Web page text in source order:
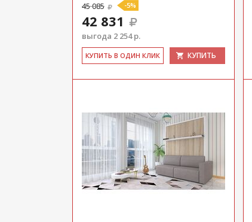
45 085 -5%
42 831
выгода 2 254 р.
КУ­ПИТЬ В ОДИН КЛИК КУПИТЬ